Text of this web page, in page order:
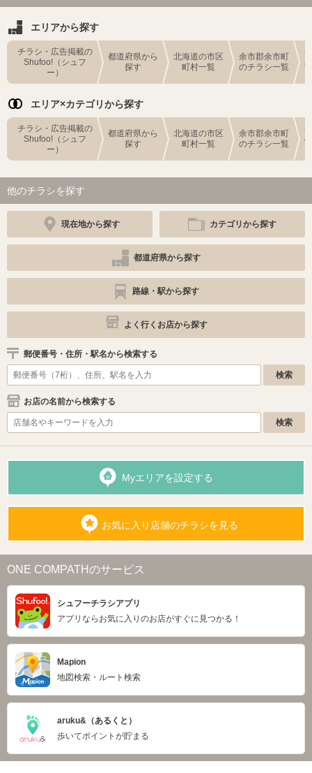
エリアから探す
チラシ・広告掲載の
Shufoo!（シュフ
ー）
都道府県から
探す
北海道の市区
町村一覧
余市郡余市町
のチラシ一覧
エリア×カテゴリから探す
チラシ・広告掲載の
Shufoo!（シュフ
ー）
都道府県から
探す
北海道の市区
町村一覧
余市郡余市町
のチラシ一覧
他のチラシを探す
現在地から探す カテゴリから探す
都道府県から探す
路線・駅から探す
よく行くお店から探す
郵便番号・住所・駅名から検索する
お店の名前から検索する
Myエリアを設定する
お気に入り店舗のチラシを見る
ONE COMPATHのサービス
シュフーチラシアプリ
アプリならお気に入りのお店がすぐに見つかる！
Mapion
地図検索・ルート検索
aruku&（あるくと）
歩いてポイントが貯まる